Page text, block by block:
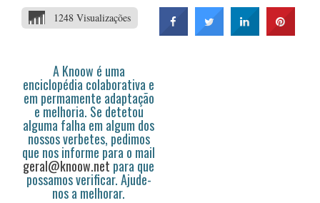
1248 Visualizações
A Knoow é uma
enciclopédia colaborativa e
em permamente adaptação
e melhoria. Se detetou
alguma falha em algum dos
nossos verbetes, pedimos
que nos informe para o mail
geral@knoow.net para que
possamos verificar. Ajude-
nos a melhorar.